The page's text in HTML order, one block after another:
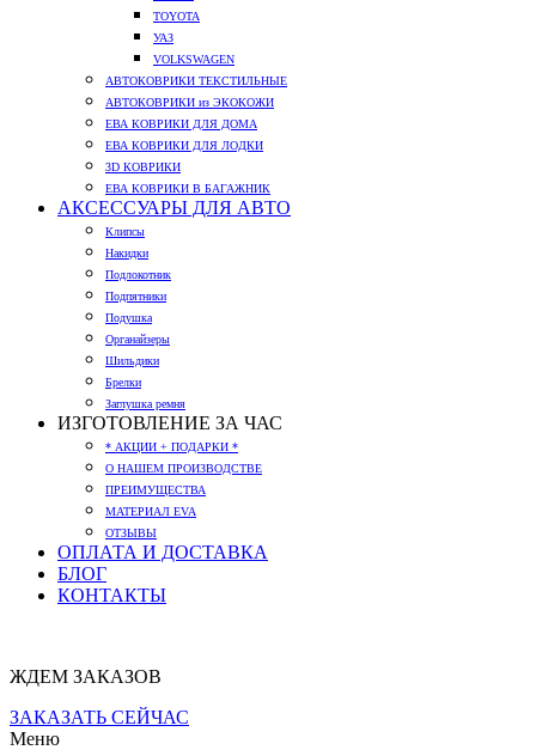
TOYOTA
УАЗ
VOLKSWAGEN
АВТОКОВРИКИ ТЕКСТИЛЬНЫЕ
АВТОКОВРИКИ из ЭКОКОЖИ
ЕВА КОВРИКИ ДЛЯ ДОМА
ЕВА КОВРИКИ ДЛЯ ЛОДКИ
3D КОВРИКИ
ЕВА КОВРИКИ В БАГАЖНИК
АКСЕССУАРЫ ДЛЯ АВТО
Клипсы
Накидки
Подлокотник
Подпятники
Подушка
Органайзеры
Шильдики
Брелки
Заглушка ремня
ИЗГОТОВЛЕНИЕ ЗА ЧАС
* АКЦИИ + ПОДАРКИ *
О НАШЕМ ПРОИЗВОДСТВЕ
ПРЕИМУЩЕСТВА
МАТЕРИАЛ EVA
ОТЗЫВЫ
ОПЛАТА И ДОСТАВКА
БЛОГ
КОНТАКТЫ
ЖДЕМ ЗАКАЗОВ
ЗАКАЗАТЬ СЕЙЧАС
Меню